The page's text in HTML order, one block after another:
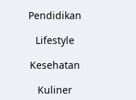
Pendidikan
Lifestyle
Kesehatan
Kuliner